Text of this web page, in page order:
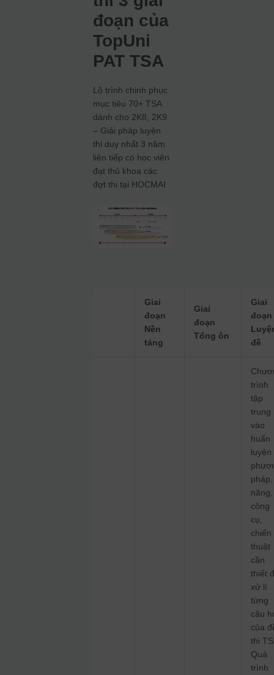
đoạn của
TopUni
PAT TSA
Lộ trình chinh phục
mục tiêu 70+ TSA
dành cho 2K8, 2K9
– Giải pháp luyện
thi duy nhất 3 năm
liên tiếp có học viên
đạt thủ khoa các
đợt thi tại HOCMAI
Giai
đoạn
Nền
tảng
Giai
đoạn
Tổng ôn
Giai
đoạn
đề
trình
tập
trung
vào
huấn
luyện
năng,
công
cụ,
chiến
thuật
cần
thiết
xử lí
từng
câu
của
thi
Quá
trình